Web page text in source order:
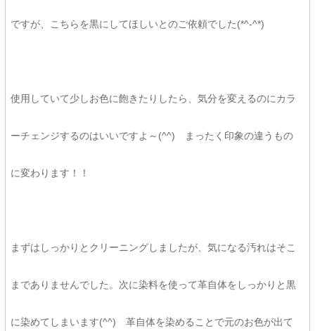
ですが、こちらを黒にしてほしいとのご依頼でした(*^-^*)
使用していて少しお色に飽きたりしたら、気分を変えるのにカラ
ーチェンジするのはいいですよ～(^^) まったく印象の違うもの
に変わります！！
まずはしっかりとクリーニングしましたが、気になる汚れはそこ
までありませんでした。次に染料を使って革自体をしっかりと黒
に染めてしまいます(^^) 革自体を染めることで元のお色が出て